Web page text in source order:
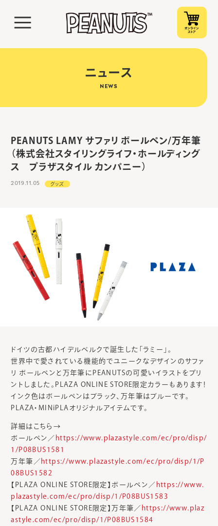
ニュース
NEWS
PEANUTS LAMY サファリ ボールペン/万年筆
（株式会社スタイリングライフ・ホールディング
ス プラザスタイル カンパニー）
2019.11.05 グッズ
ドイツの古都ハイデルベルクで誕生した「ラミー」。
世界中で愛されている機能的でユニークなデザインのサファ
リ ボールペンと万年筆にPEANUTSの可愛いイラストをプリ
ントしました。PLAZA ONLINE STORE限定カラーもあります！
インク色はボールペンはブラック、万年筆はブルーです。
PLAZA・MINiPLAオリジナルアイテムです。
詳細はこちら→
ボールペン／ https://www.plazastyle.com/ec/pro/disp/
1/P08BUS1581
万年筆／ https://www.plazastyle.com/ec/pro/disp/1/P
08BUS1582
【PLAZA ONLINE STORE限定】ボールペン／ https://www.
plazastyle.com/ec/pro/disp/1/P08BUS1583
【PLAZA ONLINE STORE限定】万年筆／ https://www.plaz
astyle.com/ec/pro/disp/1/P08BUS1584